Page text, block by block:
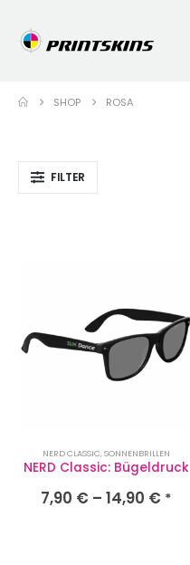
SHOP ROSA
FILTER
NERD CLASSIC,SONNENBRILLEN
NERD Classic: Bügeldruck
7,90 € – 14,90 € *